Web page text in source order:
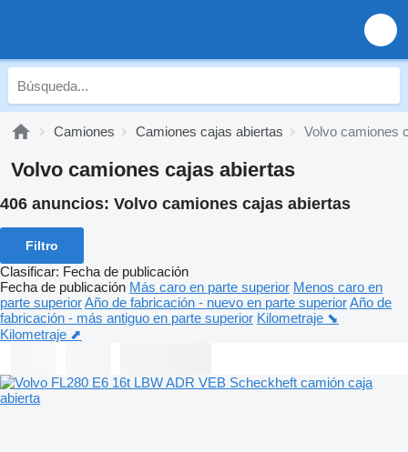
Camiones Camiones cajas abiertas Volvo camiones
Volvo camiones cajas abiertas
406 anuncios: Volvo camiones cajas abiertas
Filtro
Clasificar: Fecha de publicación
Fecha de publicación Más caro en parte superior Menos caro en
parte superiorAño de fabricación - nuevo en parte superiorAño de
fabricación - más antiguo en parte superior Kilometraje ⬊
Kilometraje ⬈